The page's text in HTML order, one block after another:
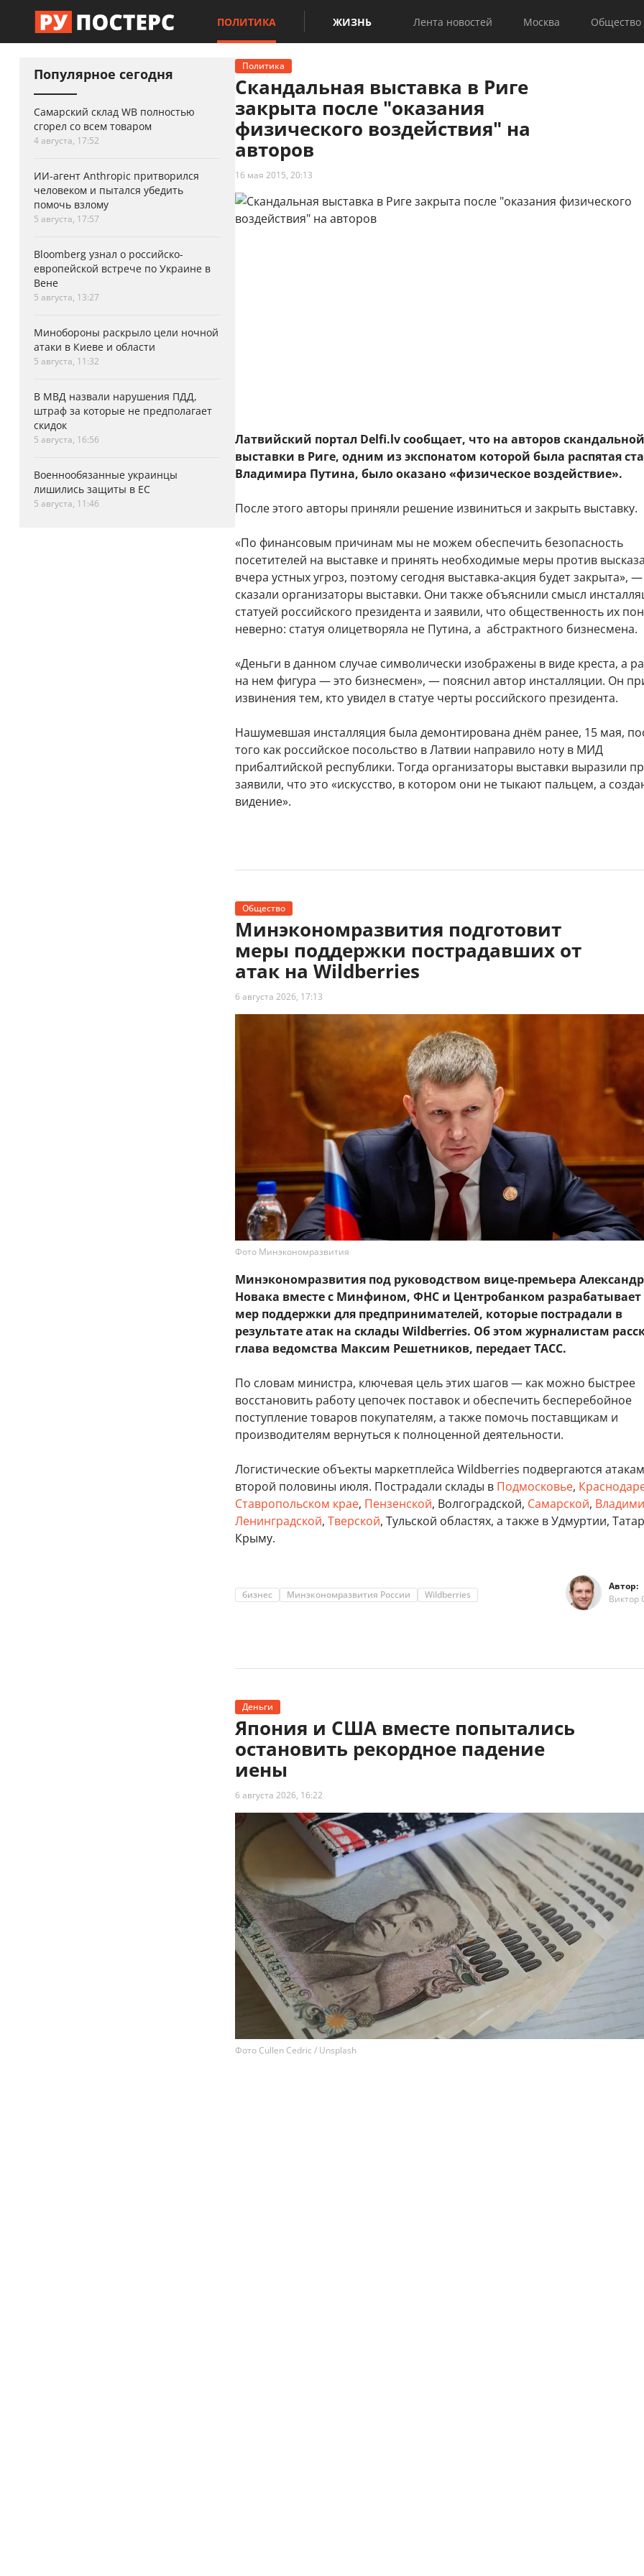
ПОЛИТИКА ЖИЗНЬ Лента новостей Москва Общество
Популярное сегодня
Самарский склад WB полностью
сгорел со всем товаром
4 августа, 17:52
ИИ-агент Anthropic притворился
человеком и пытался убедить
помочь взлому
5 августа, 17:57
Bloomberg узнал о российско-
европейской встрече по Украине в
Вене
5 августа, 13:27
Минобороны раскрыло цели ночной
атаки в Киеве и области
5 августа, 11:32
В МВД назвали нарушения ПДД,
штраф за которые не предполагает
скидок
5 августа, 16:56
Военнообязанные украинцы
лишились защиты в ЕС
5 августа, 11:46
Политика
Скандальная выставка в Риге
закрыта после "оказания
физического воздействия" на
авторов
16 мая 2015, 20:13
Латвийский портал Delfi.lv сообщает, что на авторов скандальной
выставки в Риге, одним из экспонатом которой была распятая
Владимира Путина, было оказано «физическое воздействие».
После этого авторы приняли решение извиниться и закрыть выставку.
«По финансовым причинам мы не можем обеспечить безопасность
посетителей на выставке и принять необходимые меры против
вчера устных угроз, поэтому сегодня выставка-акция будет закрыта», —
сказали организаторы выставки. Они также объяснили смысл
статуей российского президента и заявили, что общественность их
неверно: статуя олицетворяла не Путина, а абстрактного бизнесмена.
«Деньги в данном случае символически изображены в виде креста, а
на нем фигура — это бизнесмен», — пояснил автор инсталляции. Он
извинения тем, кто увидел в статуе черты российского президента.
Нашумевшая инсталляция была демонтирована днём ранее, 15 мая,
того как российское посольство в Латвии направило ноту в МИД
прибалтийской республики. Тогда организаторы выставки выразили
заявили, что это «искусство, в котором они не тыкают пальцем, а
видение».
Общество
Минэкономразвития подготовит
меры поддержки пострадавших от
атак на Wildberries
6 августа 2026, 17:13
Фото Минэкономразвития
Минэкономразвития под руководством вице‑премьера
Новака вместе с Минфином, ФНС и Центробанком разрабатывает
мер поддержки для предпринимателей, которые пострадали в
результате атак на склады Wildberries. Об этом журналистам
глава ведомства Максим Решетников, передает ТАСС.
По словам министра, ключевая цель этих шагов — как можно быстрее
восстановить работу цепочек поставок и обеспечить бесперебойное
поступление товаров покупателям, а также помочь поставщикам и
производителям вернуться к полноценной деятельности.
Логистические объекты маркетплейса Wildberries подвергаются
второй половины июля. Пострадали склады в Подмосковье,
Ставропольском крае, Пензенской, Волгоградской, Самарской,
Ленинградской, Тверской, Тульской областях, а также в Удмуртии,
Крыму.
бизнес Минэкономразвития России Wildberries
Автор:
Виктор
Деньги
Япония и США вместе попытались
остановить рекордное падение
иены
6 августа 2026, 16:22
Фото Cullen Cedric / Unsplash